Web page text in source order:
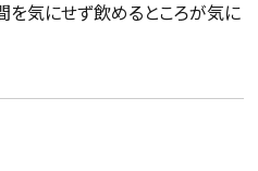
を気にせず飲めるところが気に